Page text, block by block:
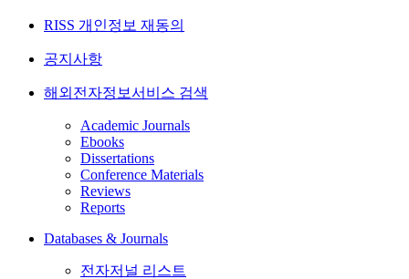
RISS 개인정보 재동의
공지사항
해외전자정보서비스 검색
Academic Journals
Ebooks
Dissertations
Conference Materials
Reviews
Reports
Databases & Journals
전자저널 리스트